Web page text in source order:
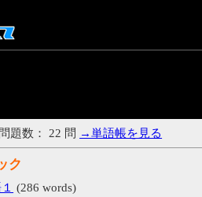
題数： 22 問 →単語帳を見る
ク
(286 words)